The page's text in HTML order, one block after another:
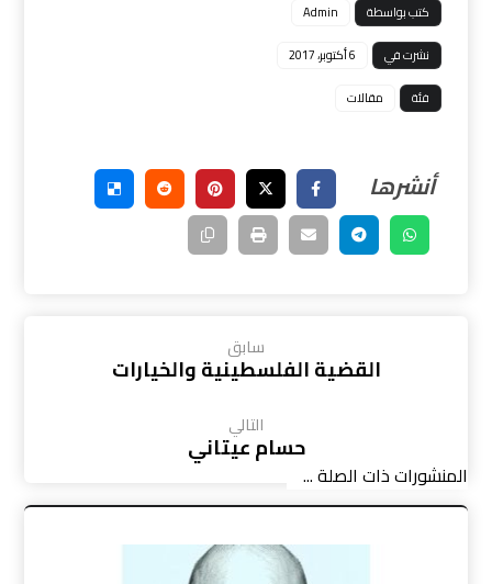
كتب بواسطة
Admin
نشرت في
6 أكتوبر، 2017
فئة
مقالات
سابق
القضية الفلسطينية والخيارات
التالي
حسام عيتاني
المنشورات ذات الصلة ...